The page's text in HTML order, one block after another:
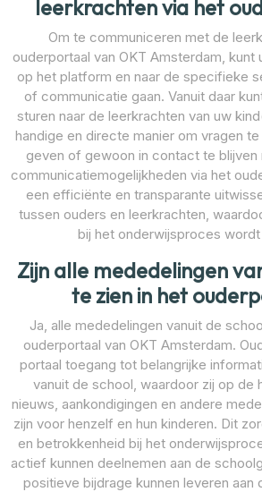
leerkrachten via het
Om te communiceren met de
ouderportaal van OKT Amsterdam, kunt
op het platform en naar de specifieke
of communicatie gaan. Vanuit daar
sturen naar de leerkrachten van uw
handige en directe manier om vragen
geven of gewoon in contact te
communicatiemogelijkheden via het
een efficiënte en transparante
tussen ouders en leerkrachten,
bij het onderwijsproces
Zijn alle mededelingen
te zien in het
Ja, alle mededelingen vanuit de
ouderportaal van OKT Amsterdam.
portaal toegang tot belangrijke
vanuit de school, waardoor zij op de
nieuws, aankondigingen en andere
zijn voor henzelf en hun kinderen. Dit
en betrokkenheid bij het
actief kunnen deelnemen aan de
positieve bijdrage kunnen leveren aan